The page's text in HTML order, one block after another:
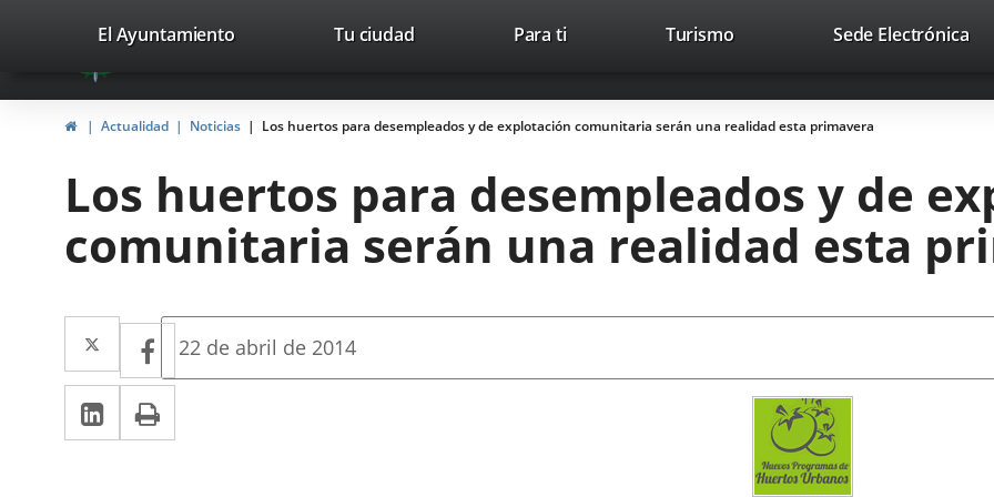
Portal
Web
del
Valladolid
avaTop Trabaja con nosotros Contacto
valladolid.es
El Ayuntamiento Tu ciudad Para ti TurismoEste
abrirá
en
ventana
nueva.
Sede Electrónica
InicioActualidad Noticias Los huertos para desempleados y de explotación comunitaria serán una realidad esta primavera
Los huertos para desempleados y de
comunitaria serán una realidad esta
Twitter
Enlace
a
una
aplicación
Facebook
Enlace
a
una
LinkedIn
Enlace
a
Fecha
la
22 de abril de 2014